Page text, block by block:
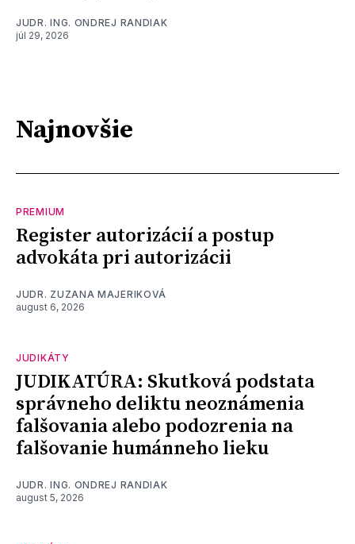
JUDR. ING. ONDREJ RANDIAK
júl 29, 2026
Najnovšie
PREMIUM
Register autorizácií a postup
advokáta pri autorizácii
JUDR. ZUZANA MAJERIKOVÁ
august 6, 2026
JUDIKÁTY
JUDIKATÚRA: Skutková podstata
správneho deliktu neoznámenia
falšovania alebo podozrenia na
falšovanie humánneho lieku
JUDR. ING. ONDREJ RANDIAK
august 5, 2026